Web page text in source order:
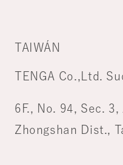
TAIWÁN
TENGA Co.,Ltd.
6F., No. 94, Sec. 3,
Zhongshan Dist.,